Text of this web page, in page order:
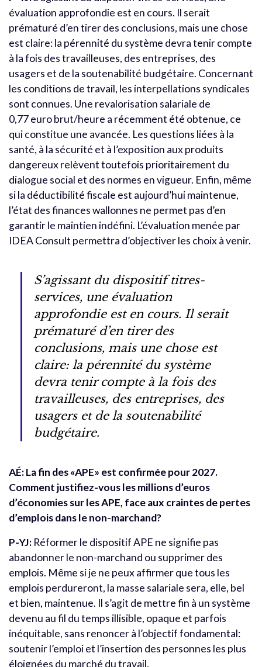
évaluation approfondie est en cours. Il serait
prématuré d’en tirer des conclusions, mais une chose
est claire: la pérennité du système devra tenir compte
à la fois des travailleuses, des entreprises, des
usagers et de la soutenabilité budgétaire. Concernant
les conditions de travail, les interpellations syndicales
sont connues. Une revalorisation salariale de
0,77 euro brut/heure a récemment été obtenue, ce
qui constitue une avancée. Les questions liées à la
santé, à la sécurité et à l’exposition aux produits
dangereux relèvent toutefois prioritairement du
dialogue social et des normes en vigueur. Enfin, même
si la déductibilité fiscale est aujourd’hui maintenue,
l’état des finances wallonnes ne permet pas d’en
garantir le maintien indéfini. L’évaluation menée par
IDEA Consult permettra d’objectiver les choix à venir.
S’agissant du dispositif titres-
services, une évaluation
approfondie est en cours. Il serait
prématuré d’en tirer des
conclusions, mais une chose est
claire: la pérennité du système
devra tenir compte à la fois des
travailleuses, des entreprises, des
usagers et de la soutenabilité
budgétaire.
AÉ: La fin des «APE» est confirmée pour 2027.
Comment justifiez-vous les millions d’euros
d’économies sur les APE, face aux craintes de pertes
d’emplois dans le non-marchand?
P-YJ: Réformer le dispositif APE ne signifie pas
abandonner le non-marchand ou supprimer des
emplois. Même si je ne peux affirmer que tous les
emplois perdureront, la masse salariale sera, elle, bel
et bien, maintenue. Il s’agit de mettre fin à un système
devenu au fil du temps illisible, opaque et parfois
inéquitable, sans renoncer à l’objectif fondamental:
soutenir l’emploi et l’insertion des personnes les plus
éloignées du marché du travail.